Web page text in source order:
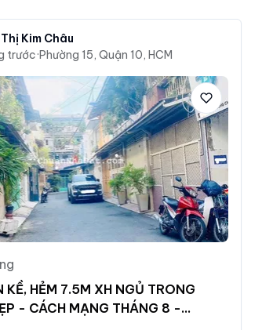
Kim Châu
trước·Phường 15, Quận 10, HCM
KỀ, HẺM 7.5M XH NGỦ TRONG
- CÁCH MẠNG THÁNG 8 -